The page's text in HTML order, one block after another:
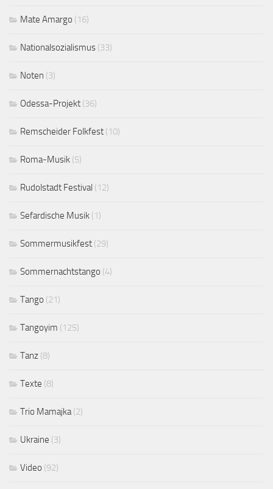
Mate Amargo (16)
Nationalsozialismus (33)
Noten (3)
Odessa-Projekt (36)
Remscheider Folkfest (10)
Roma-Musik (5)
Rudolstadt Festival (12)
Sefardische Musik (1)
Sommermusikfest (29)
Sommernachtstango (4)
Tango (21)
Tangoyim (125)
Tanz (8)
Texte (8)
Trio Mamajka (2)
Ukraine (3)
Video (92)